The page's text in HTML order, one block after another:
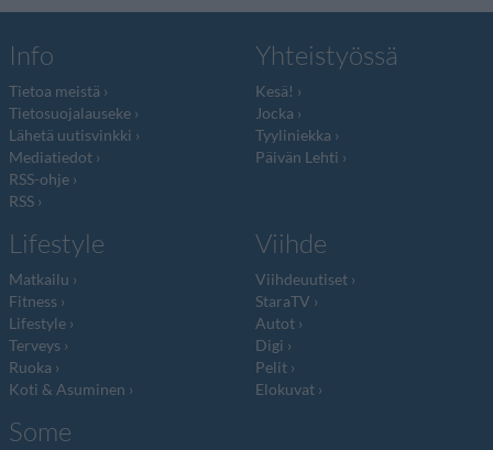
Info
Tietoa meistä
Tietosuojalauseke
Lähetä uutisvinkki
Mediatiedot
RSS-ohje
RSS
Yhteistyössä
Kesä!
Jocka
Tyyliniekka
Päivän Lehti
Lifestyle
Matkailu
Fitness
Lifestyle
Terveys
Ruoka
Koti & Asuminen
Viihde
Viihdeuutiset
StaraTV
Autot
Digi
Pelit
Elokuvat
Some